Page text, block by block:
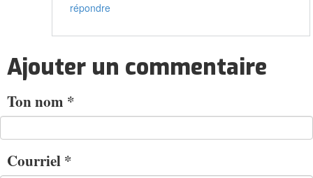
répondre
Ajouter un commentaire
Ton nom *
Courriel *